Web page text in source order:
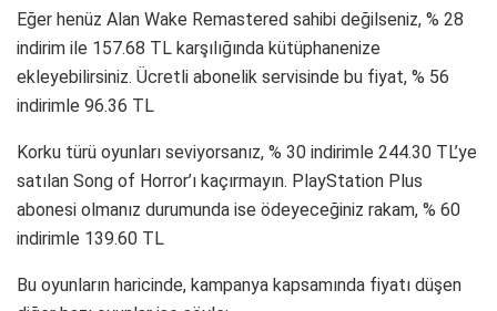
Eğer henüz Alan Wake Remastered sahibi değilseniz, % 28
indirim ile 157.68 TL karşılığında kütüphanenize
ekleyebilirsiniz. Ücretli abonelik servisinde bu fiyat, % 56
indirimle 96.36 TL
Korku türü oyunları seviyorsanız, % 30 indirimle 244.30 TL’ye
satılan Song of Horror’ı kaçırmayın. PlayStation Plus
abonesi olmanız durumunda ise ödeyeceğiniz rakam, % 60
indirimle 139.60 TL
Bu oyunların haricinde, kampanya kapsamında fiyatı düşen